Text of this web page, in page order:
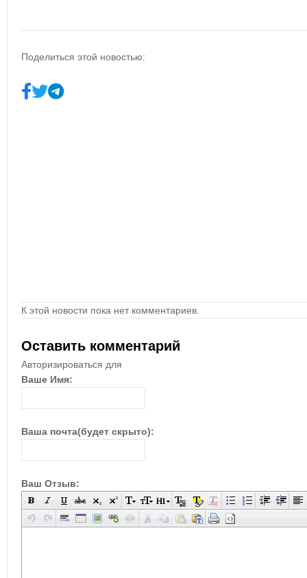
Поделиться этой новостью:
К этой новости пока нет комментариев.
Оставить комментарий
Авторизироваться для
Ваше Имя:
Ваша почта(будет скрыто):
Ваш Отзыв: